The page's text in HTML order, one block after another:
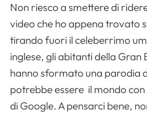
Non riesco a smettere di
video che ho appena trovato
tirando fuori il celeberrimo
inglese, gli abitanti della Gran
hanno sformato una parodia
potrebbe essere il mondo con
di Google. A pensarci bene,